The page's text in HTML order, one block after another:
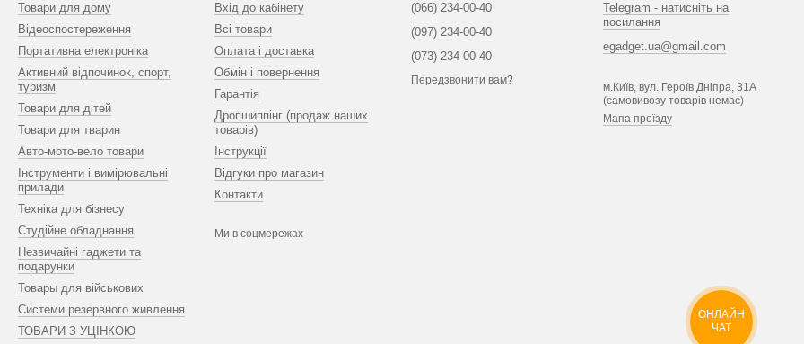
Товари для дому
Відеоспостереження
Портативна електроніка
Активний відпочинок, спорт,
туризм
Товари для дітей
Товари для тварин
Авто-мото-вело товари
Інструменти і вимірювальні
прилади
Техніка для бізнесу
Студійне обладнання
Незвичайні гаджети та
подарунки
Товары для військових
Системи резервного живлення
ТОВАРИ З УЦІНКОЮ
Вхід до кабінету
Всі товари
Оплата і доставка
Обмін і повернення
Гарантія
Дропшиппінг (продаж наших
товарів)
Інструкції
Відгуки про магазин
Контакти
Ми в соцмережах
(066) 234-00-40
(097) 234-00-40
(073) 234-00-40
Передзвонити вам?
Telegram - натисніть на
посилання
egadget.ua@gmail.com
м.Київ, вул. Героїв Дніпра, 31А
(самовивозу товарів немає)
Мапа проїзду
ОНЛАЙН
ЧАТ